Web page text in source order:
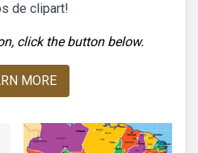
de clipart!
click the button below.
MORE